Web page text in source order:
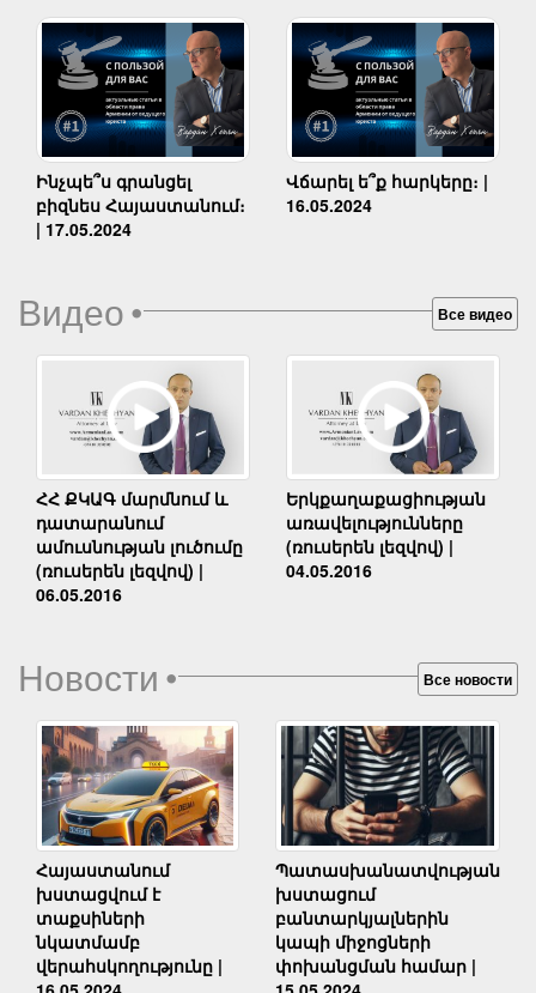
Ինչպե՞ս գրանցել
բիզնես Հայաստանում։
| 17.05.2024
Վճարել ե՞ք հարկերը։ |
16.05.2024
Видео• Все видео
ՀՀ ՔԿԱԳ մարմնում և
դատարանում
ամուսնության լուծումը
(ռուսերեն լեզվով) |
06.05.2016
Երկքաղաքացիության
առավելությունները
(ռուսերեն լեզվով) |
04.05.2016
Новости• Все новости
Հայաստանում
խստացվում է
տաքսիների
նկատմամբ
վերահսկողությունը |
Պատասխանատվության
խստացում
բանտարկյալներին
կապի միջոցների
փոխանցման համար |